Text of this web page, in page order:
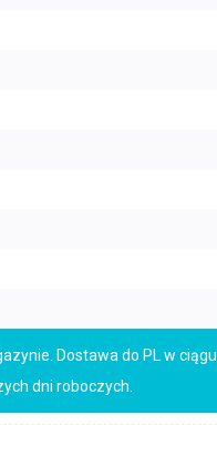
Dostawa do PL w ciągu
dni roboczych.